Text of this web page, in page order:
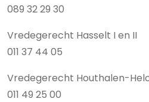
089 32 29 30
Vredegerecht Hasselt I en II
011 37 44 05
Vredegerecht Houthalen-
011 49 25 00